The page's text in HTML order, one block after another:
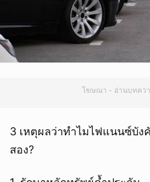
โฆษณา - อ่านบทคว
3 เหตุผลว่าทำไมไฟแนนซ์บัง
สอง?